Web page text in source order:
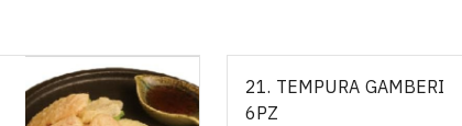
21. TEMPURA GAMBERI
6PZ